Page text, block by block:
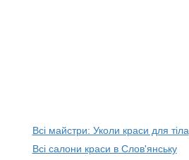
Всі майстри: Уколи краси для тіла
Всі салони краси в Слов'янську